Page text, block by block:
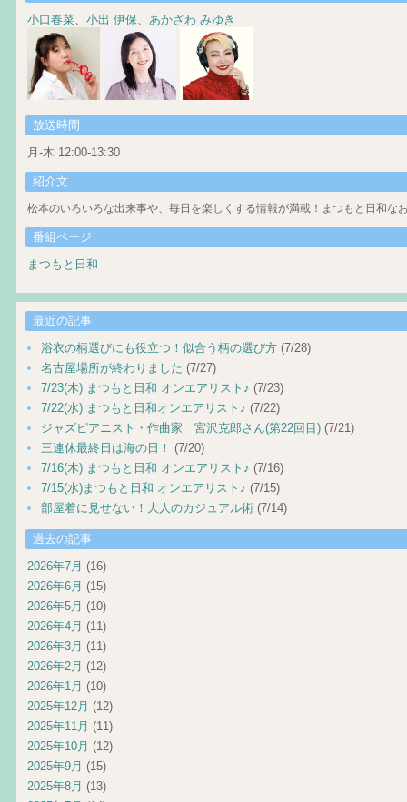
小口春菜
小出 伊保 あかざわ みゆき
放送時間
月-木 12:00-13:30
紹介文
松本のいろいろな出来事や、毎日を楽しくする情報が満載！まつもと日和な
番組ページ
まつもと日和
最近の記事
浴衣の柄選びにも役立つ！似合う柄の選び方 (7/28)
名古屋場所が終わりました (7/27)
7/23(木) まつもと日和 オンエアリスト♪ (7/23)
7/22(水) まつもと日和オンエアリスト♪ (7/22)
ジャズピアニスト・作曲家 宮沢克郎さん(第22回目) (7/21)
三連休最終日は海の日！ (7/20)
7/16(木) まつもと日和 オンエアリスト♪ (7/16)
7/15(水)まつもと日和 オンエアリスト♪ (7/15)
部屋着に見せない！大人のカジュアル術 (7/14)
過去の記事
2026年7月 (16)
2026年6月 (15)
2026年5月 (10)
2026年4月 (11)
2026年3月 (11)
2026年2月 (12)
2026年1月 (10)
2025年12月 (12)
2025年11月 (11)
2025年10月 (12)
2025年9月 (15)
2025年8月 (13)